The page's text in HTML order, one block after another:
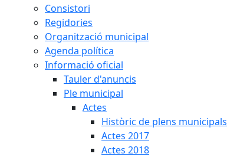
Consistori
Regidories
Organització municipal
Agenda política
Informació oficial
Tauler d'anuncis
Ple municipal
Actes
Històric de plens municipals
Actes 2017
Actes 2018